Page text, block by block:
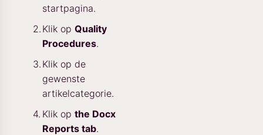
startpagina.
Klik op Quality
Procedures.
Klik op de
gewenste
artikelcategorie.
Klik op the Docx
Reports tab.